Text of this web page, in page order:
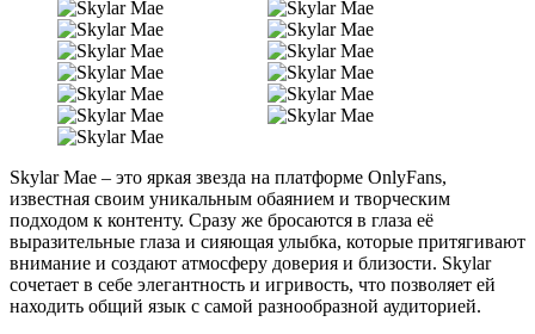
Skylar Mae – это яркая звезда на платформе OnlyFans,
известная своим уникальным обаянием и творческим
подходом к контенту. Сразу же бросаются в глаза её
выразительные глаза и сияющая улыбка, которые притягивают
внимание и создают атмосферу доверия и близости. Skylar
сочетает в себе элегантность и игривость, что позволяет ей
находить общий язык с самой разнообразной аудиторией.